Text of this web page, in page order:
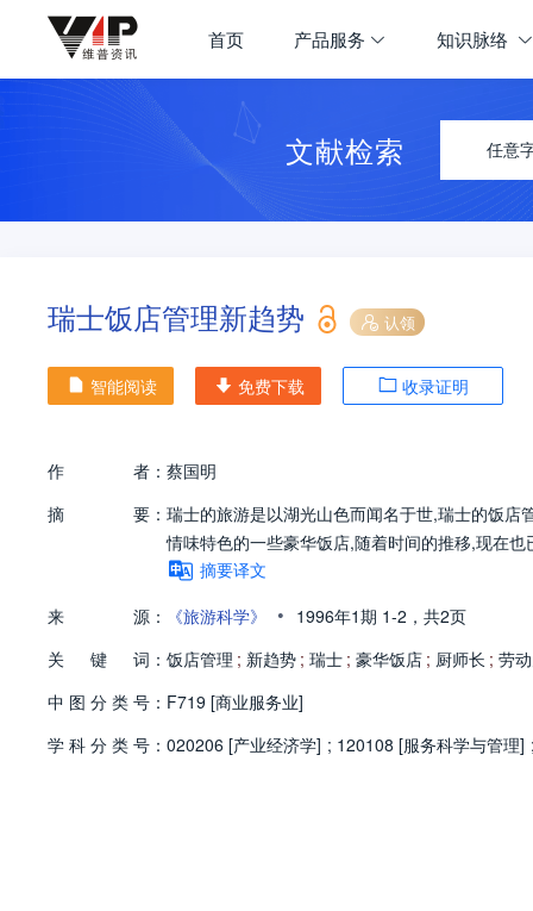
首页 产品服务 知识脉络
文献检索 任意
瑞士饭店管理新趋势 认领
智能阅读 免费下载 收录证明
作 者： 蔡国明
摘
要： 瑞士的旅游是以湖光山色而闻名于世,瑞士的饭
情味特色的一些豪华饭店,随着时间的推移,现在
摘要译文
来
源： 《旅游科学》 • 1996年1期 1-2， 共2页
关
键 词： 饭店管理 ; 新趋势 ; 瑞士 ; 豪华饭店 ; 厨师长 ; 劳
中 图 分 类 号： F719 [商业服务业]
学 科 分 类 号： 020206 [产业经济学] ; 120108 [服务科学与管理]